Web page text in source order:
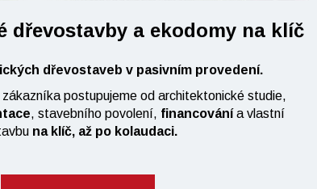
dřevostavby a ekodomy na klíč
dřevostaveb v pasivním provedení.
zákazníka postupujeme od architektonické studie,
, stavebního povolení, financovánía vlastní
na klíč, až po kolaudaci.